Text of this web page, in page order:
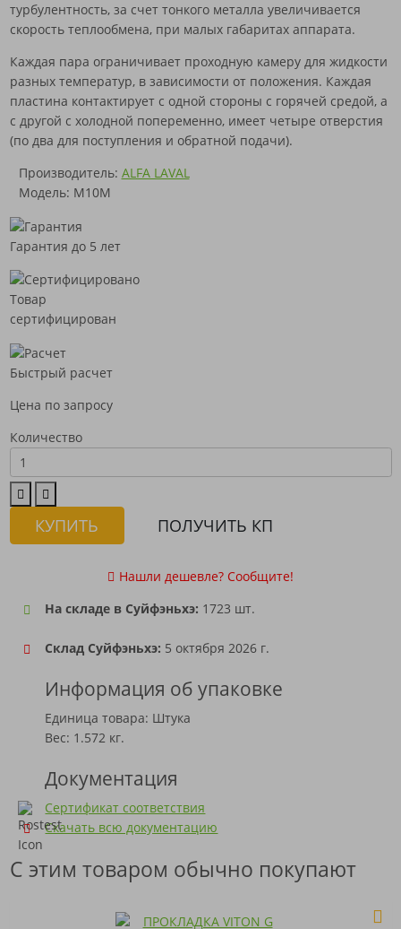
турбулентность, за счет тонкого металла увеличивается
скорость теплообмена, при малых габаритах аппарата.
Каждая пара ограничивает проходную камеру для жидкости
разных температур, в зависимости от положения. Каждая
пластина контактирует с одной стороны с горячей средой, а
с другой с холодной попеременно, имеет четыре отверстия
(по два для поступления и обратной подачи).
Производитель: ALFA LAVAL
Модель: M10M
Гарантия до 5 лет
Товар
сертифицирован
Быстрый расчет
Цена по запросу
Количество
КУПИТЬ ПОЛУЧИТЬ КП
Нашли дешевле? Сообщите!
На складе в Суйфэньхэ: 1723 шт.
Склад Суйфэньхэ: 5 октября 2026 г.
Информация об упаковке
Единица товара: Штука
Вес: 1.572 кг.
Документация
Сертификат соответствия
Скачать всю документацию
С этим товаром обычно покупают